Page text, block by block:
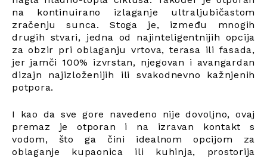
na kontinuirano izlaganje ultraljubičastom
zračenju sunca. Stoga je, između mnogih
drugih stvari, jedna od najinteligentnijih opcija
za obzir pri oblaganju vrtova, terasa ili fasada,
jer jamči 100% izvrstan, njegovan i avangardan
dizajn najizloženijih ili svakodnevno kažnjenih
potpora.
I kao da sve gore navedeno nije dovoljno, ovaj
premaz je otporan i na izravan kontakt s
vodom, što ga čini idealnom opcijom za
oblaganje kupaonica ili kuhinja, prostorija